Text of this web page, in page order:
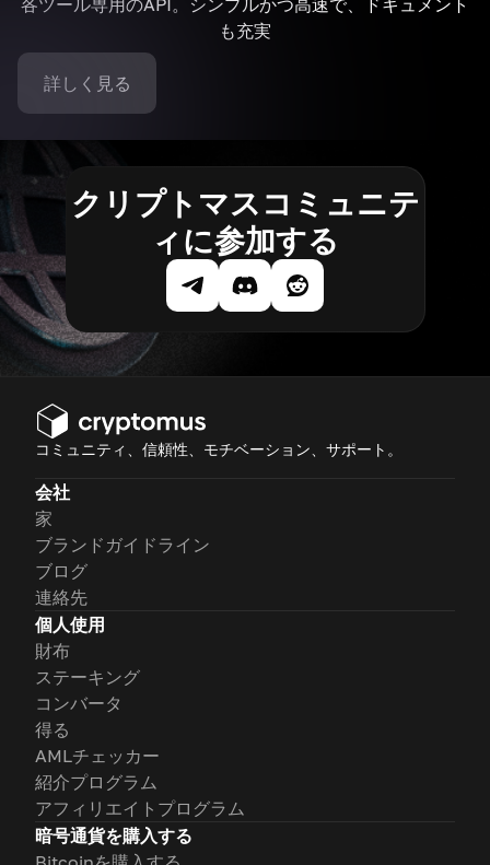
各ツール専用のAPI。シンプルかつ高速で、ドキュメント
も充実
詳しく見る
クリプトマスコミュニテ
ィに参加する
コミュニティ、信頼性、モチベーション、サポート。
会社
家
ブランドガイドライン
ブログ
連絡先
個人使用
財布
ステーキング
コンバータ
得る
AMLチェッカー
紹介プログラム
アフィリエイトプログラム
暗号通貨を購入する